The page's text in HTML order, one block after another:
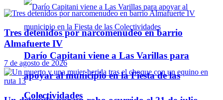
Darío Capitani viene a Las Varillas para
apoyar al municipio en la Fiesta de las
Colectividades
Tres detenidos por narcomenudeo en barrio
Almafuerte IV
7 de agosto de 2026